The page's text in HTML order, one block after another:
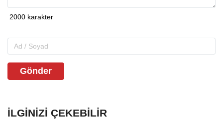
Gönder
İLGINIZI ÇEKEBILIR